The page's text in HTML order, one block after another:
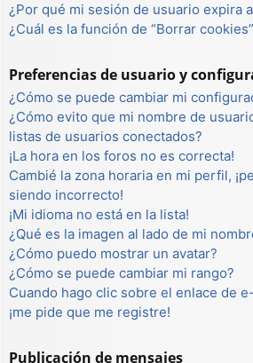
¿Por qué mi sesión de usuario expira
¿Cuál es la función de “Borrar
Preferencias de usuario y
¿Cómo se puede cambiar mi
¿Cómo evito que mi nombre de
listas de usuarios conectados?
¡La hora en los foros no es correcta!
Cambié la zona horaria en mi perfil,
siendo incorrecto!
¡Mi idioma no está en la lista!
¿Qué es la imagen al lado de mi
¿Cómo puedo mostrar un avatar?
¿Cómo se puede cambiar mi rango?
Cuando hago clic sobre el enlace de
¡me pide que me registre!
Publicación de mensajes